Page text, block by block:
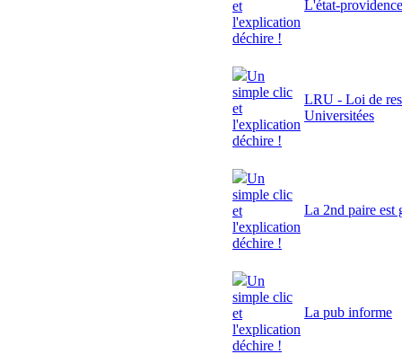
et
l'explication
déchire !
L'état-providence
Un
simple clic
et
l'explication
déchire !
LRU - Loi de
Universitées
Un
simple clic
et
l'explication
déchire !
La 2nd paire est
Un
simple clic
et
l'explication
déchire !
La pub informe